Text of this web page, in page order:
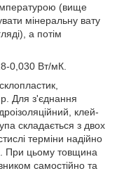
(вище
мінеральну вату
а потім
0,030 Вт/мК.
склопластик,
Для з'єднання
клей-
складається з двох
терміни надійно
При цьому товщина
самостійно та